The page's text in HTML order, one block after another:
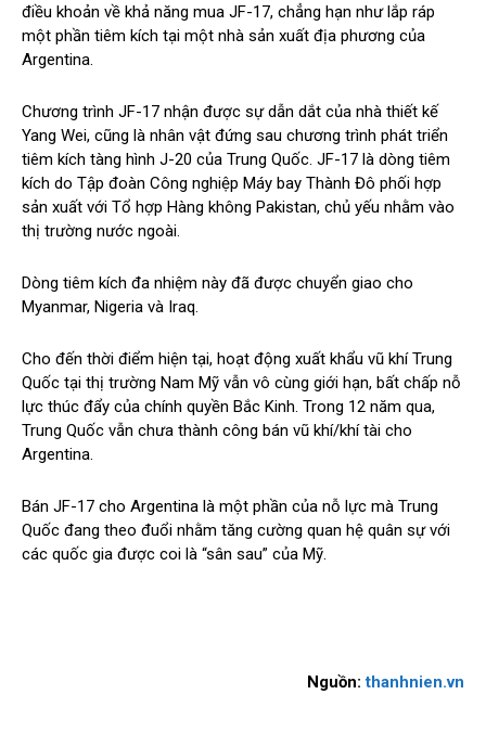
điều khoản về khả năng mua JF-17, chẳng hạn như lắp ráp
một phần tiêm kích tại một nhà sản xuất địa phương của
Argentina.
Chương trình JF-17 nhận được sự dẫn dắt của nhà thiết kế
Yang Wei, cũng là nhân vật đứng sau chương trình phát triển
tiêm kích tàng hình J-20 của Trung Quốc. JF-17 là dòng tiêm
kích do Tập đoàn Công nghiệp Máy bay Thành Đô phối hợp
sản xuất với Tổ hợp Hàng không Pakistan, chủ yếu nhằm vào
thị trường nước ngoài.
Dòng tiêm kích đa nhiệm này đã được chuyển giao cho
Myanmar, Nigeria và Iraq.
Cho đến thời điểm hiện tại, hoạt động xuất khẩu vũ khí Trung
Quốc tại thị trường Nam Mỹ vẫn vô cùng giới hạn, bất chấp nỗ
lực thúc đẩy của chính quyền Bắc Kinh. Trong 12 năm qua,
Trung Quốc vẫn chưa thành công bán vũ khí/khí tài cho
Argentina.
Bán JF-17 cho Argentina là một phần của nỗ lực mà Trung
Quốc đang theo đuổi nhằm tăng cường quan hệ quân sự với
các quốc gia được coi là “sân sau” của Mỹ.
Nguồn:thanhnien.vn